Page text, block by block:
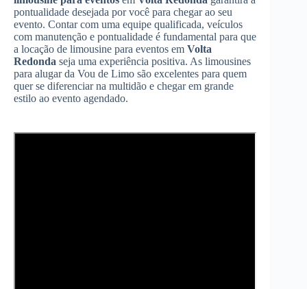
pontualidade desejada por você para chegar ao seu
evento. Contar com uma equipe qualificada, veículos
com manutenção e pontualidade é fundamental para que
a locação de limousine para eventos em Volta
Redonda seja uma experiência positiva. As limousines
para alugar da Vou de Limo são excelentes para quem
quer se diferenciar na multidão e chegar em grande
estilo ao evento agendado.